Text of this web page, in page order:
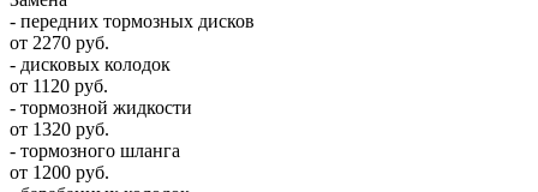
- передних тормозных дисков
от 2270 руб.
- дисковых колодок
от 1120 руб.
- тормозной жидкости
от 1320 руб.
- тормозного шланга
от 1200 руб.